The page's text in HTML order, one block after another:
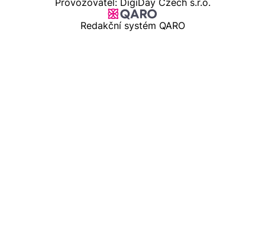
Provozovatel: DigiDay Czech s.r.o.
Redakční systém QARO